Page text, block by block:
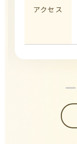
アクセス